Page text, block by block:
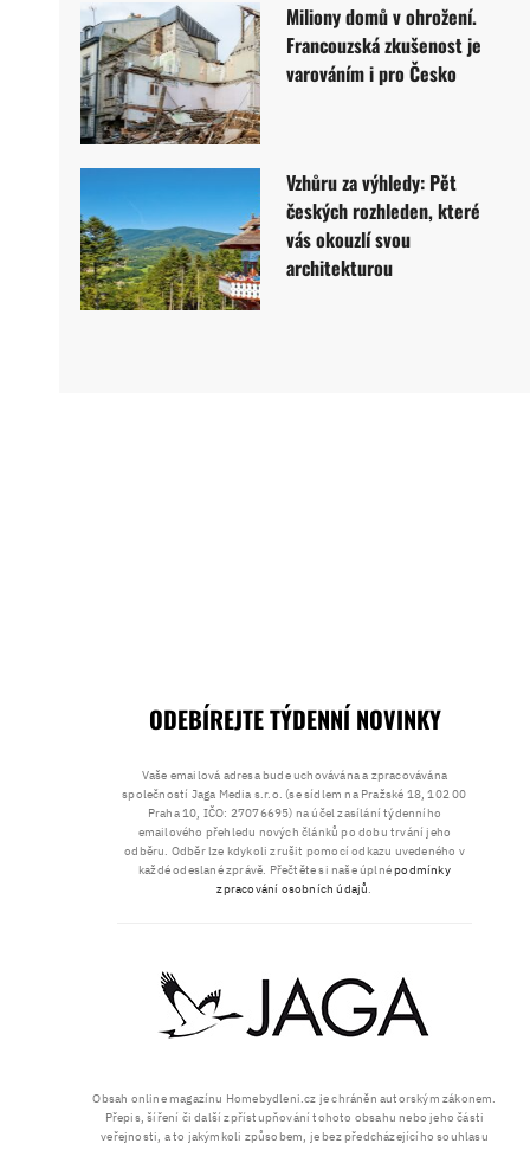
Miliony domů v ohrožení.
Francouzská zkušenost je
varováním i pro Česko
Vzhůru za výhledy: Pět
českých rozhleden, které
vás okouzlí svou
architekturou
Obsah online magazínu Homebydleni.cz je chráněn autorským zákonem.
Přepis, šíření či další zpřístupňování tohoto obsahu nebo jeho části
veřejnosti, a to jakýmkoli způsobem, je bez předcházejícího souhlasu
ODEBÍREJTE TÝDENNÍ NOVINKY
Vaše emailová adresa bude uchovávána a zpracovávána
společností Jaga Media s.r.o. (se sídlem na Pražské 18, 102 00
Praha 10, IČO: 27076695) na účel zasílání týdenního
emailového přehledu nových článků po dobu trvání jeho
odběru. Odběr lze kdykoli zrušit pomocí odkazu uvedeného v
každé odeslané zprávě. Přečtěte si naše úplnépodmínky
zpracování osobních údajů.